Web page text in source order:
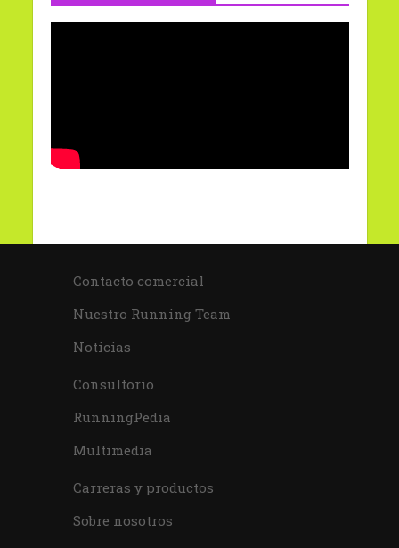
Contacto comercial
Nuestro Running Team
Noticias
Consultorio
RunningPedia
Multimedia
Carreras y productos
Sobre nosotros